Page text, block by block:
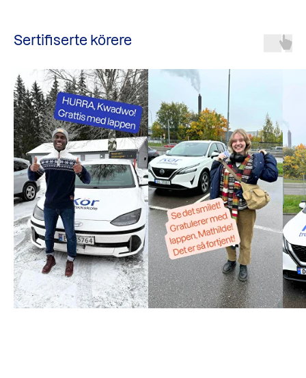
Sertifiserte körere